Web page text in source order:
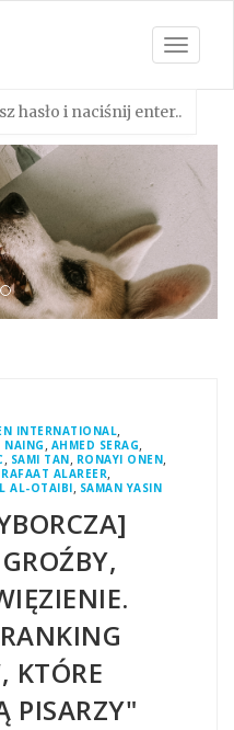
Toggle
INTERNATIONAL,
NAING , AHMED SERAG,
, SAMI TAN, RONAYI ONEN,
RAFAAT ALAREER,
AL-OTAIBI, SAMAN YASIN
KTÓRE
PISARZY"